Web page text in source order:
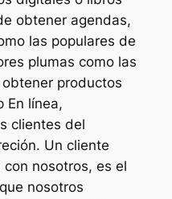
obtener agendas,
las populares de
plumas como las
productos
En línea,
clientes del
Un cliente
nosotros, es el
nosotros